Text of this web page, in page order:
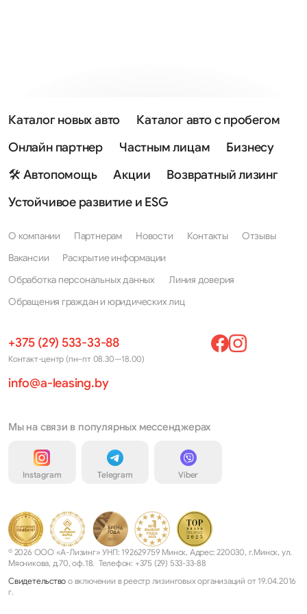
Каталог новых авто
Каталог авто с пробегом
Онлайн партнер
Частным лицам
Бизнесу
🛠 Автопомощь
Акции
Возвратный лизинг
Устойчивое развитие и ESG
О компании Партнерам Новости Контакты
Отзывы
Вакансии
Раскрытие информации
Обработка персональных данных
Линия доверия
Обращения граждан и юридических лиц
+375 (29) 533-33-88
Контакт-центр (пн–пт 08.30—18.00)
info@a-leasing.by
Мы на связи в популярных мессенджерах
Instagram Telegram Viber
© 2026 ООО «А-Лизинг» УНП: 192629759 Минск, Адрес: 220030, г.Минск, ул.
Мясникова, д.70, оф.18. Телефон: +375 (29) 533-33-88
Свидетельство о включении в реестр лизинговых организаций от 19.04.2016
г.